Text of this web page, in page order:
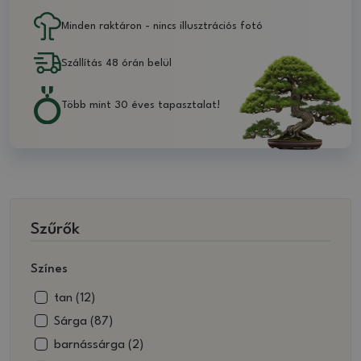
Szűrők
Színes
tan (12)
Sárga (87)
barnássárga (2)
Minden raktáron - nincs illusztrációs fotó
Szállítás 48 órán belül
Több mint 30 éves tapasztalat!